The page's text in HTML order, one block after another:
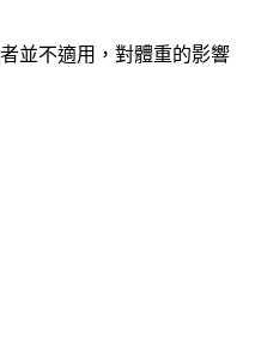
並不適用，對體重的影響